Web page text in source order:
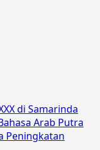
di Samarinda
Arab Putra
Peningkatan